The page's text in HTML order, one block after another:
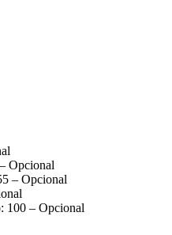
Opcional
– Opcional
100 – Opcional